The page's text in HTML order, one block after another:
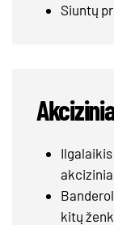
Siuntų
kitų